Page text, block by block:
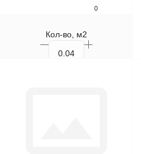
0
Кол-во, м2